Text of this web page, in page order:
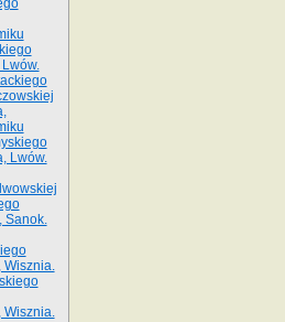
Lwów.
Sanok.
Wisznia.
Wisznia.